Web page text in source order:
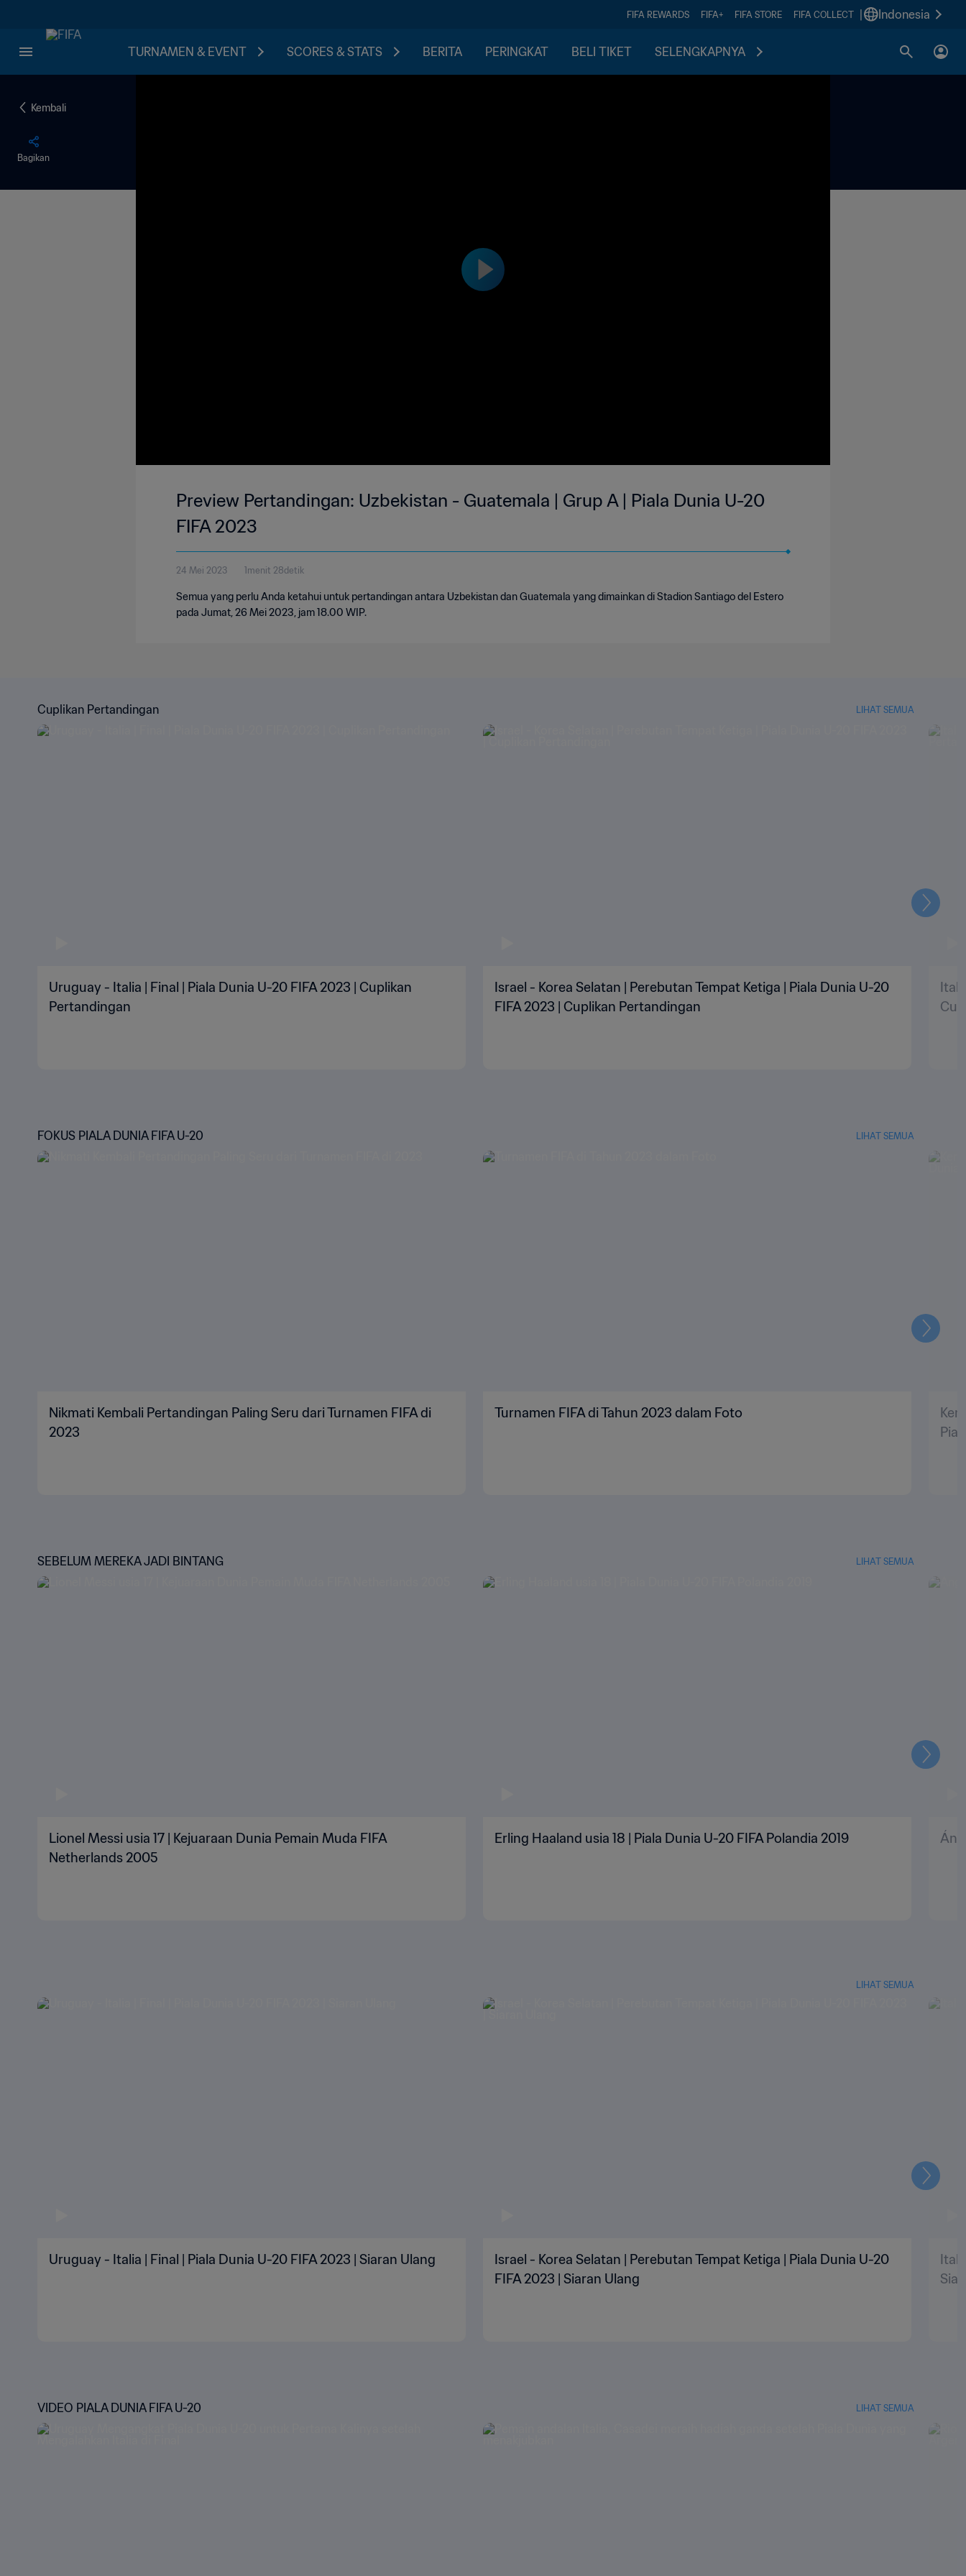
FIFA REWARDS FIFA+ FIFA STORE FIFA COLLECT Indonesia
TURNAMEN & EVENT SCORES & STATS BERITA PERINGKAT BELI TIKET SELENGKAPNYA
Kembali
Bagikan
Preview Pertandingan: Uzbekistan - Guatemala | Grup A | Piala Dunia U-20
FIFA 2023
24 Mei 2023 1menit 28detik
Semua yang perlu Anda ketahui untuk pertandingan antara Uzbekistan dan Guatemala yang dimainkan di Stadion Santiago del Estero
pada Jumat, 26 Mei 2023, jam 18.00 WIP.
Cuplikan Pertandingan LIHAT SEMUA
Uruguay - Italia | Final | Piala Dunia U-20 FIFA 2023 | Cuplikan
Pertandingan
Israel - Korea Selatan | Perebutan Tempat Ketiga | Piala Dunia U-20
FIFA 2023 | Cuplikan Pertandingan
FOKUS PIALA DUNIA FIFA U-20 LIHAT SEMUA
Nikmati Kembali Pertandingan Paling Seru dari Turnamen FIFA di
2023
Turnamen FIFA di Tahun 2023 dalam Foto
SEBELUM MEREKA JADI BINTANG LIHAT SEMUA
Lionel Messi usia 17 | Kejuaraan Dunia Pemain Muda FIFA
Netherlands 2005
Erling Haaland usia 18 | Piala Dunia U-20 FIFA Polandia 2019
LIHAT SEMUA
Uruguay - Italia | Final | Piala Dunia U-20 FIFA 2023 | Siaran Ulang
Israel - Korea Selatan | Perebutan Tempat Ketiga | Piala Dunia U-20
FIFA 2023 | Siaran Ulang
VIDEO PIALA DUNIA FIFA U-20 LIHAT SEMUA